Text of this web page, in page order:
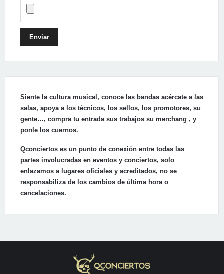
Enviar
Siente la cultura musical, conoce las bandas acércate a las
salas, apoya a los técnicos, los sellos, los promotores, su
gente…, compra tu entrada sus trabajos su merchang , y
ponle los cuernos.
Qconciertos es un punto de conexión entre todas las
partes involucradas en eventos y conciertos, solo
enlazamos a lugares oficiales y acreditados, no se
responsabiliza de los cambios de última hora o
cancelaciones.